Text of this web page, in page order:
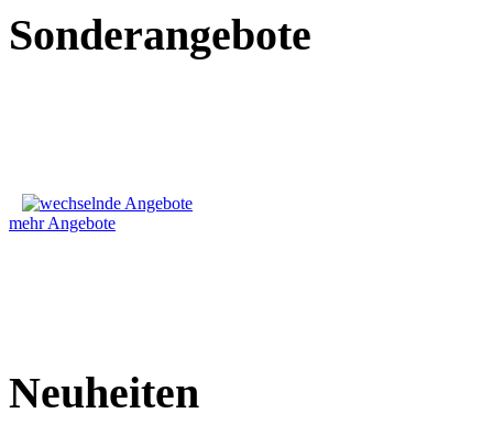
Sonderangebote
mehr Angebote
Neuheiten